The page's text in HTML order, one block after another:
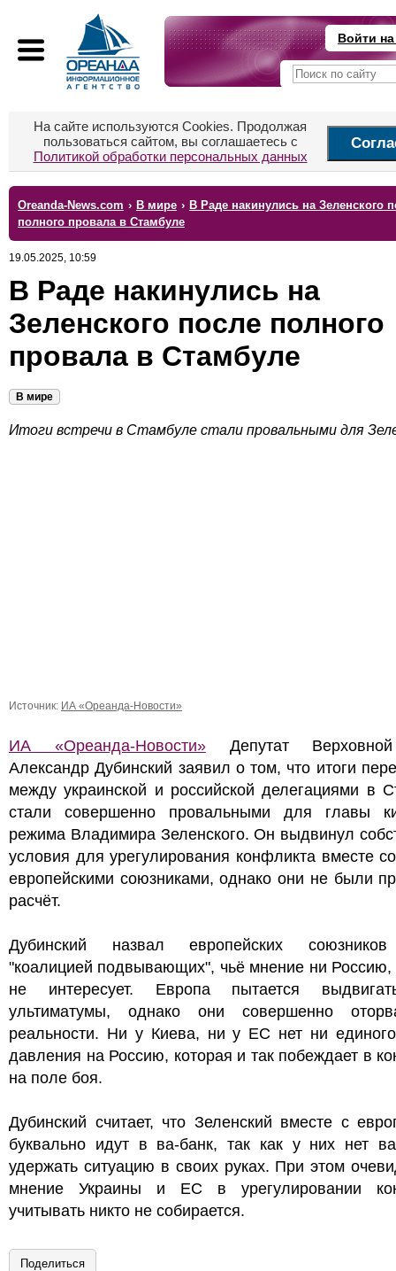
Войти
На сайте используются Cookies. Продолжая
пользоваться сайтом, вы соглашаетесь с
Политикой обработки персональных данных
Oreanda-News.com › В мире › В Раде накинулись на Зеленского
полного провала в Стамбуле
19.05.2025, 10:59
В Раде накинулись на
Зеленского после полного
провала в Стамбуле
В мире
Итоги встречи в Стамбуле стали провальными для
Источник: ИА «Ореанда-Новости»
ИА «Ореанда-Новости»Депутат
Александр Дубинский заявил о том, что итоги
между украинской и российской делегациями в
стали совершенно провальными для главы
режима Владимира Зеленского. Он выдвинул
условия для урегулирования конфликта вместе
европейскими союзниками, однако они не были
расчёт.
Дубинский назвал европейских
"коалицией подвывающих", чьё мнение ни
не интересует. Европа пытается
ультиматумы, однако они совершенно
реальности. Ни у Киева, ни у ЕС нет ни
давления на Россию, которая и так побеждает в
на поле боя.
Дубинский считает, что Зеленский вместе с
буквально идут в ва-банк, так как у них нет
удержать ситуацию в своих руках. При этом
мнение Украины и ЕС в урегулировании
учитывать никто не собирается.
Поделиться